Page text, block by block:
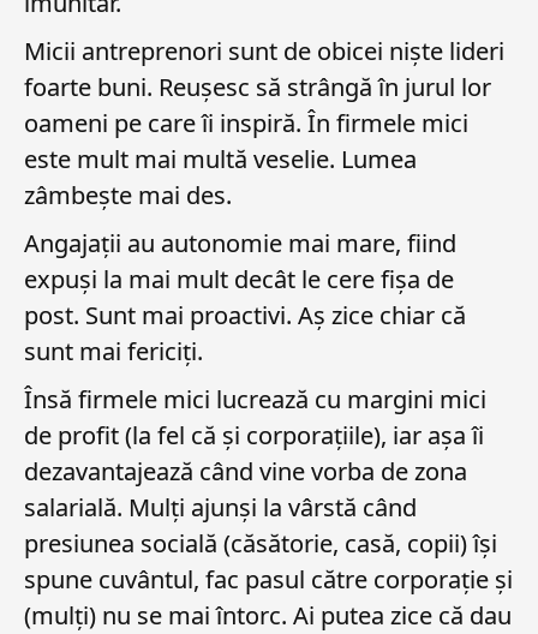
Micii antreprenori sunt de obicei niște lideri
foarte buni. Reușesc să strângă în jurul lor
oameni pe care îi inspiră. În firmele mici
este mult mai multă veselie. Lumea
zâmbește mai des.
Angajații au autonomie mai mare, fiind
expuși la mai mult decât le cere fișa de
post. Sunt mai proactivi. Aș zice chiar că
sunt mai fericiți.
Însă firmele mici lucrează cu margini mici
de profit (la fel că și corporațiile), iar așa îi
dezavantajează când vine vorba de zona
salarială. Mulți ajunși la vârstă când
presiunea socială (căsătorie, casă, copii) își
spune cuvântul, fac pasul către corporație și
(mulți) nu se mai întorc. Ai putea zice că dau